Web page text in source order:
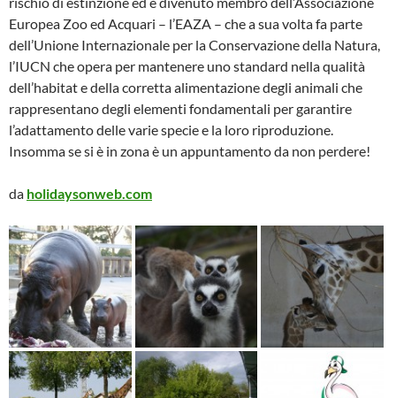
Europea Zoo ed Acquari – l’EAZA – che a sua volta fa parte
dell’Unione Internazionale per la Conservazione della Natura,
l’IUCN che opera per mantenere uno standard nella qualità
dell’habitat e della corretta alimentazione degli animali che
rappresentano degli elementi fondamentali per garantire
l’adattamento delle varie specie e la loro riproduzione.
Insomma se si è in zona è un appuntamento da non perdere!
da holidaysonweb.com